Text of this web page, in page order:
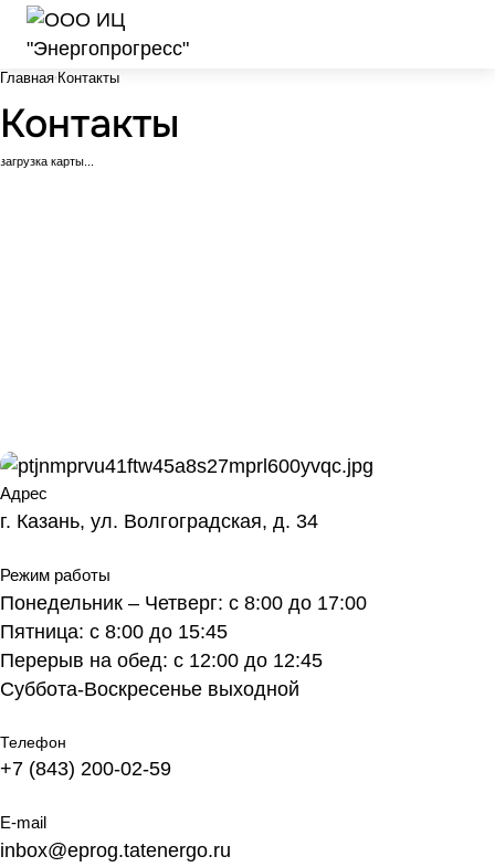
Главная Контакты
Контакты
Адрес
г. Казань, ул. Волгоградская, д. 34
Режим работы
Понедельник – Четверг: с 8:00 до 17:00
Пятница: с 8:00 до 15:45
Перерыв на обед: с 12:00 до 12:45
Суббота-Воскресенье выходной
Телефон
+7 (843) 200-02-59
E-mail
inbox@eprog.tatenergo.ru
загрузка карты...